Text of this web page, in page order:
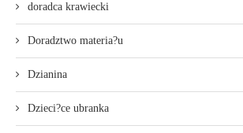
doradca krawiecki
Doradztwo materia?u
Dzianina
Dzieci?ce ubranka